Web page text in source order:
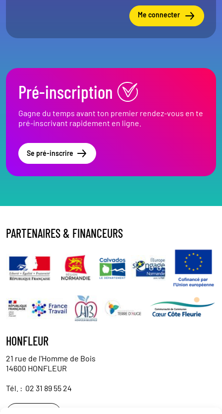
Me connecter
Pré-inscription
Gagne du temps avant ton premier rendez-vous en te
pré-inscrivant rapidement en ligne.
Se pré-inscrire
PARTENAIRES & FINANCEURS
HONFLEUR
21 rue de l'Homme de Bois
14600 HONFLEUR
Tél. : 02 31 89 55 24